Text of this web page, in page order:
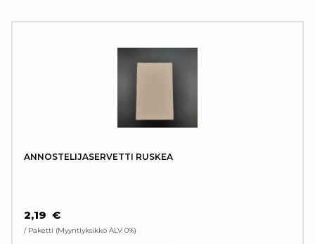
ANNOSTELIJASERVETTI RUSKEA
2,19 €
/ Paketti Myyntiyksikkö ALV 0%